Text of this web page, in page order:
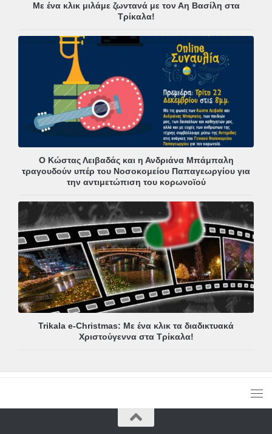
Με ένα κλικ μιλάμε ζωντανά με τον Αη Βασίλη στα
Τρίκαλα!
Ο Κώστας Λειβαδάς και η Ανδριάνα Μπάμπαλη
τραγουδούν υπέρ του Νοσοκομείου Παπαγεωργίου για
την αντιμετώπιση του κορωνοϊού
Trikala e-Christmas: Με ένα κλικ τα διαδικτυακά
Χριστούγεννα στα Τρίκαλα!